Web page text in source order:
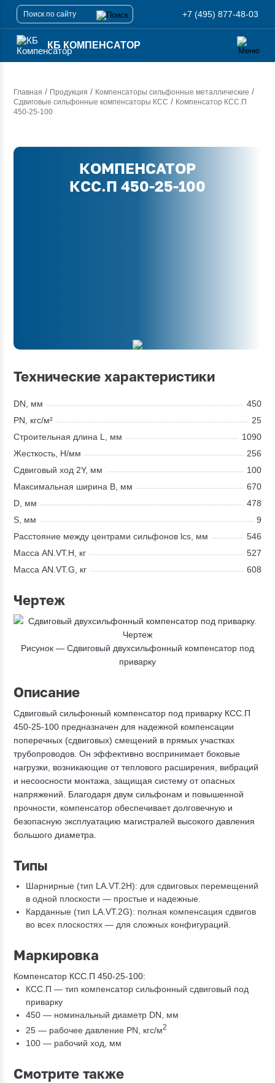
+7 (495) 877-48-03
КБ КОМПЕНСАТОР
Главная / Продукция / Компенсаторы сильфонные металлические /
Сдвиговые сильфонные компенсаторы КСС / Компенсатор КСС.П
450-25-100
КОМПЕНСАТОР
КСС.П 450-25-100
Технические характеристики
DN, мм
450
PN, кгс/м²
25
Строительная длина L, мм
1090
Жесткость, Н/мм
256
Сдвиговый ход 2Y, мм
100
Максимальная ширина В, мм
670
D, мм
478
S, мм
9
Расстояние между центрами сильфонов lcs, мм
546
Масса AN.VT.H, кг
527
Масса AN.VT.G, кг
608
Чертеж
Рисунок — Сдвиговый двухсильфонный компенсатор под
приварку
Описание
Сдвиговый сильфонный компенсатор под приварку КСС.П
450-25-100 предназначен для надежной компенсации
поперечных (сдвиговых) смещений в прямых участках
трубопроводов. Он эффективно воспринимает боковые
нагрузки, возникающие от теплового расширения, вибраций
и несоосности монтажа, защищая систему от опасных
напряжений. Благодаря двум сильфонам и повышенной
прочности, компенсатор обеспечивает долговечную и
безопасную эксплуатацию магистралей высокого давления
большого диаметра.
Типы
Шарнирные (тип LA.VT.2H): для сдвиговых перемещений
в одной плоскости — простые и надежные.
Карданные (тип LA.VT.2G): полная компенсация сдвигов
во всех плоскостях — для сложных конфигураций.
Маркировка
Компенсатор КСС.П 450-25-100:
КСС.П — тип компенсатор сильфонный сдвиговый под
приварку
450 — номинальный диаметр DN, мм
25 — рабочее давление PN, кгc/м2
100 — рабочий ход, мм
Смотрите также